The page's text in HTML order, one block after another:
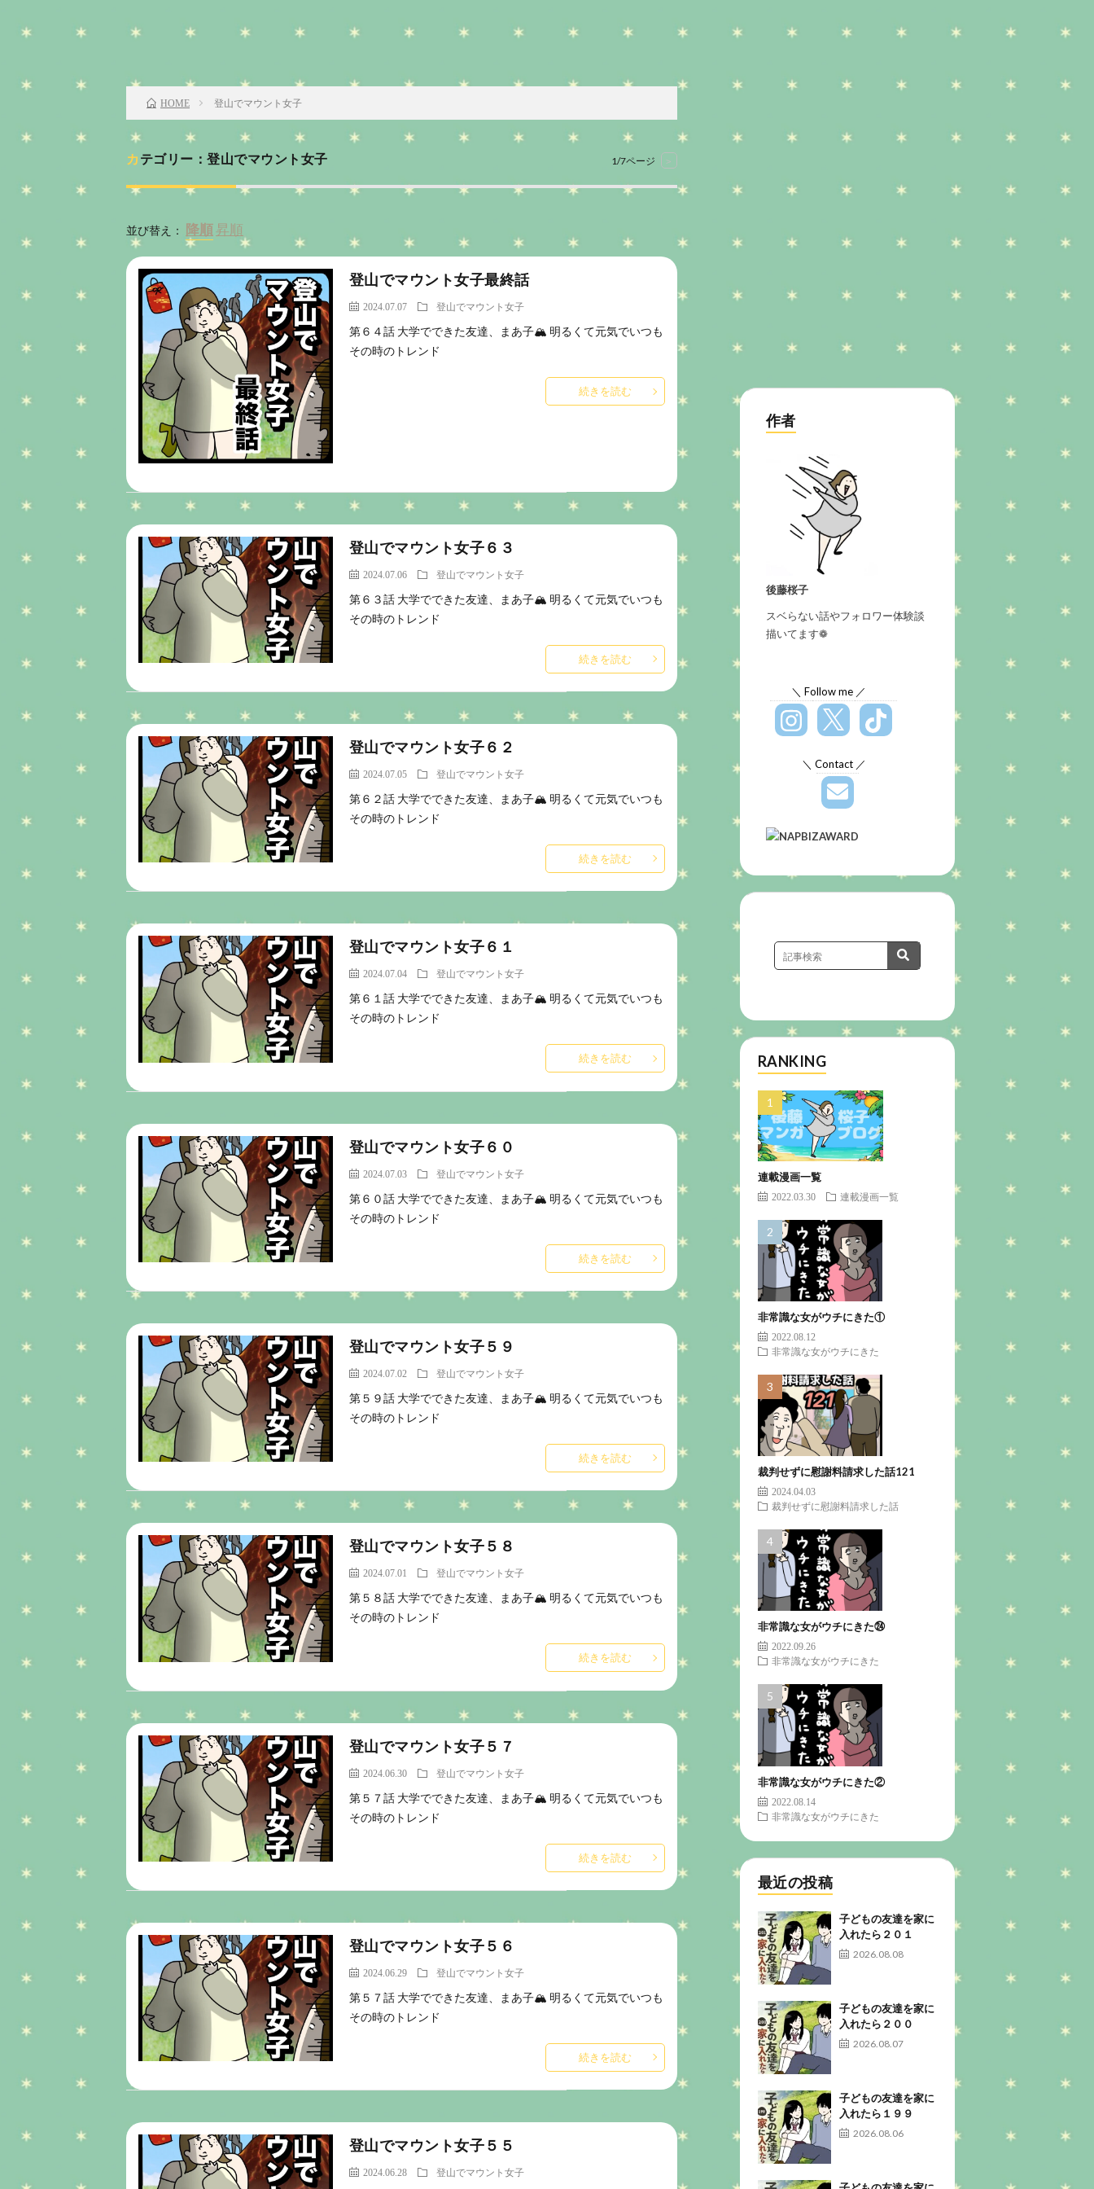
HOME 登山でマウント女子
カテゴリー：登山でマウント女子 1/7ページ >
並び替え：
登山でマウント女子最終話
2024.07.07 登山でマウント女子
第６４話 大学でできた友達、まあ子🏔️ 明るくて元気でいつも
その時のトレンド
続きを読む
登山でマウント女子６３
2024.07.06 登山でマウント女子
第６３話 大学でできた友達、まあ子🏔️ 明るくて元気でいつも
その時のトレンド
続きを読む
登山でマウント女子６２
2024.07.05 登山でマウント女子
第６２話 大学でできた友達、まあ子🏔️ 明るくて元気でいつも
その時のトレンド
続きを読む
登山でマウント女子６１
2024.07.04 登山でマウント女子
第６１話 大学でできた友達、まあ子🏔️ 明るくて元気でいつも
その時のトレンド
続きを読む
登山でマウント女子６０
2024.07.03 登山でマウント女子
第６０話 大学でできた友達、まあ子🏔️ 明るくて元気でいつも
その時のトレンド
続きを読む
登山でマウント女子５９
2024.07.02 登山でマウント女子
第５９話 大学でできた友達、まあ子🏔️ 明るくて元気でいつも
その時のトレンド
続きを読む
登山でマウント女子５８
2024.07.01 登山でマウント女子
第５８話 大学でできた友達、まあ子🏔️ 明るくて元気でいつも
その時のトレンド
続きを読む
登山でマウント女子５７
2024.06.30 登山でマウント女子
第５７話 大学でできた友達、まあ子🏔️ 明るくて元気でいつも
その時のトレンド
続きを読む
登山でマウント女子５６
2024.06.29 登山でマウント女子
第５７話 大学でできた友達、まあ子🏔️ 明るくて元気でいつも
その時のトレンド
続きを読む
登山でマウント女子５５
2024.06.28 登山でマウント女子
作者
後藤桜子
スベらない話やフォロワー体験談
描いてます❁
＼ Follow me ／
＼ Contact ／
RANKING
連載漫画一覧
2022.03.30 連載漫画一覧
非常識な女がウチにきた①
2022.08.12
非常識な女がウチにきた
裁判せずに慰謝料請求した話121
2024.04.03
裁判せずに慰謝料請求した話
非常識な女がウチにきた㉔
2022.09.26
非常識な女がウチにきた
非常識な女がウチにきた②
2022.08.14
非常識な女がウチにきた
最近の投稿
子どもの友達を家に
入れたら２０１
2026.08.08
子どもの友達を家に
入れたら２００
2026.08.07
子どもの友達を家に
入れたら１９９
2026.08.06